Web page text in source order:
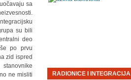
sa
su bili
deo
po prvu
zid ispred
ne misliti
RADIONICE I INTEGRACIJA